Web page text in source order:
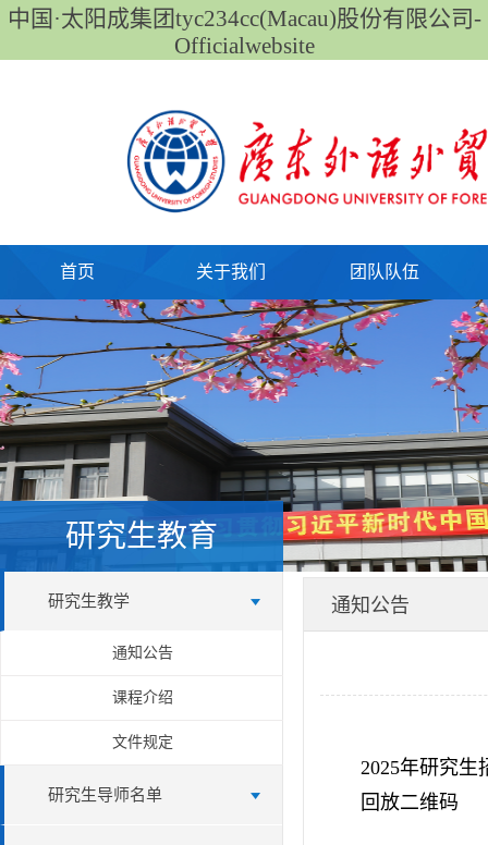
中国·太阳成集团tyc234cc(Macau)股份有限公司-
Officialwebsite
首页 关于我们 团队队伍
研究生教育
研究生教学
通知公告
课程介绍
文件规定
研究生导师名单
通知公告
​2025年研究生
回放二维码